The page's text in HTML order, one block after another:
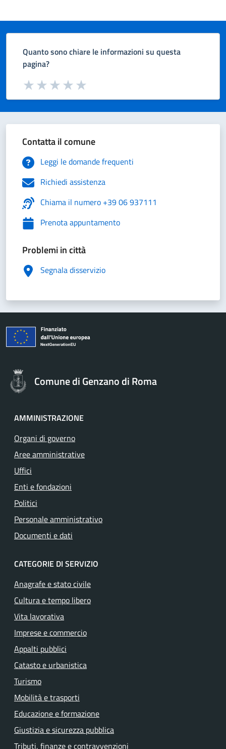
Quanto sono chiare le informazioni su questa
pagina?
Valuta da 1 a 5 stelle la pagina
Valuta 5 stelle su 5
Valuta 4 stelle su 5
Valuta 3 stelle su 5
Valuta 2 stelle su 5
Valuta 1 stelle su 5
Contatta il comune
Leggi le domande frequenti
Richiedi assistenza
Chiama il numero +39 06 937111
Prenota appuntamento
Problemi in città
Segnala disservizio
Comune di Genzano di Roma
AMMINISTRAZIONE
Organi di governo
Aree amministrative
Uffici
Enti e fondazioni
Politici
Personale amministrativo
Documenti e dati
CATEGORIE DI SERVIZIO
Anagrafe e stato civile
Cultura e tempo libero
Vita lavorativa
Imprese e commercio
Appalti pubblici
Catasto e urbanistica
Turismo
Mobilità e trasporti
Educazione e formazione
Giustizia e sicurezza pubblica
Tributi, finanze e contravvenzioni